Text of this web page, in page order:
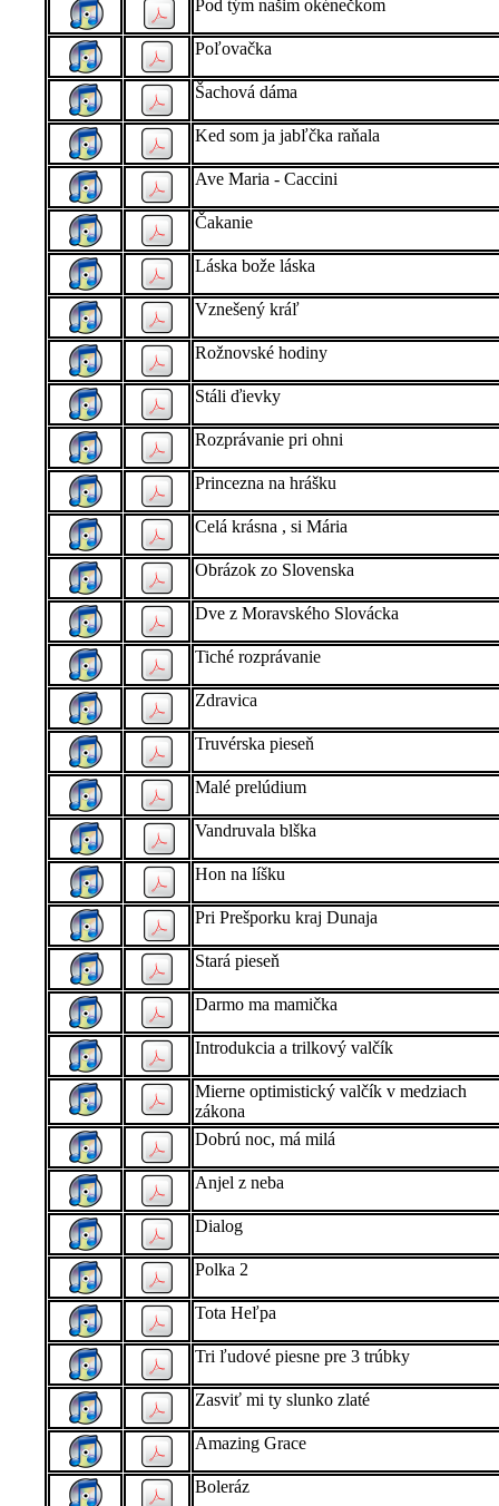
Pod tým našim okénečkom
Poľovačka
Šachová dáma
Ked som ja jabľčka raňala
Ave Maria - Caccini
Čakanie
Láska bože láska
Vznešený kráľ
Rožnovské hodiny
Stáli ďievky
Rozprávanie pri ohni
Princezna na hrášku
Celá krásna , si Mária
Obrázok zo Slovenska
Dve z Moravského Slovácka
Tiché rozprávanie
Zdravica
Truvérska pieseň
Malé prelúdium
Vandruvala blška
Hon na líšku
Pri Prešporku kraj Dunaja
Stará pieseň
Darmo ma mamička
Introdukcia a trilkový valčík
Mierne optimistický valčík v medziach
zákona
Dobrú noc, má milá
Anjel z neba
Dialog
Polka 2
Tota Heľpa
Tri ľudové piesne pre 3 trúbky
Zasviť mi ty slunko zlaté
Amazing Grace
Boleráz